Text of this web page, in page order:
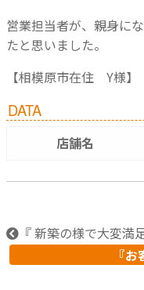
営業担当者が、親身に
たと思いました。
【相模原市在住 Y様】
DATA
店舗名
『 新築の様で大変満
『